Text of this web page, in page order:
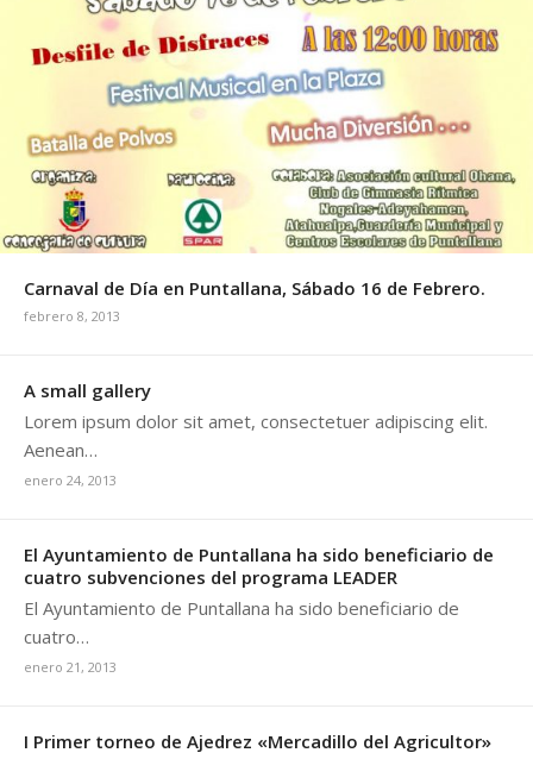
Carnaval de Día en Puntallana, Sábado 16 de Febrero.
febrero 8, 2013
A small gallery
Lorem ipsum dolor sit amet, consectetuer adipiscing elit.
Aenean…
enero 24, 2013
El Ayuntamiento de Puntallana ha sido beneficiario de
cuatro subvenciones del programa LEADER
El Ayuntamiento de Puntallana ha sido beneficiario de
cuatro…
enero 21, 2013
I Primer torneo de Ajedrez «Mercadillo del Agricultor»